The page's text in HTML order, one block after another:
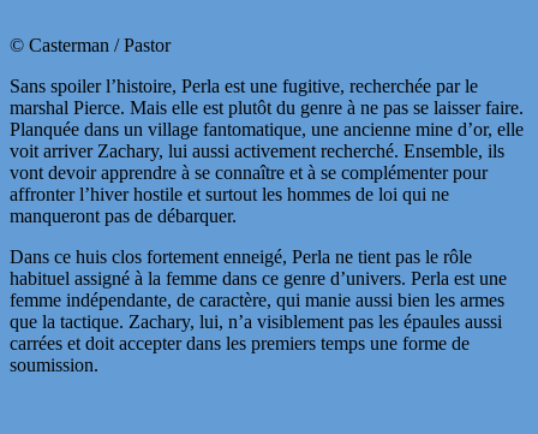
© Casterman / Pastor
Sans spoiler l’histoire, Perla est une fugitive, recherchée par le
marshal Pierce. Mais elle est plutôt du genre à ne pas se laisser faire.
Planquée dans un village fantomatique, une ancienne mine d’or, elle
voit arriver Zachary, lui aussi activement recherché. Ensemble, ils
vont devoir apprendre à se connaître et à se complémenter pour
affronter l’hiver hostile et surtout les hommes de loi qui ne
manqueront pas de débarquer.
Dans ce huis clos fortement enneigé, Perla ne tient pas le rôle
habituel assigné à la femme dans ce genre d’univers. Perla est une
femme indépendante, de caractère, qui manie aussi bien les armes
que la tactique. Zachary, lui, n’a visiblement pas les épaules aussi
carrées et doit accepter dans les premiers temps une forme de
soumission.